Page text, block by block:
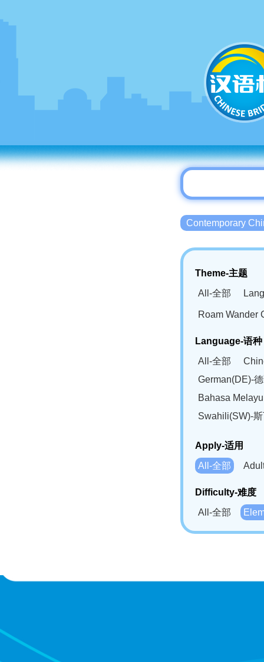
Contemporary
Theme-主题
All-全部
Roam Wander
Language-语种
All-全部
German(DE)-
Bahasa
Swahili(SW)-
Apply-适用
All-全部
Difficulty-难度
All-全部